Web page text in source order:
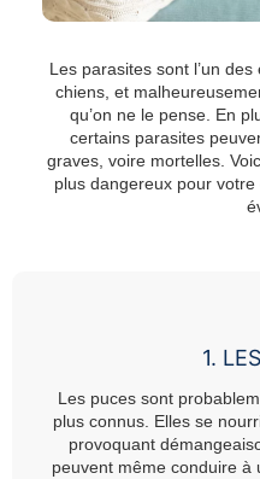
Les parasites sont l’un
chiens, et
qu’on ne le pense. En
certains parasites
graves, voire mortelles.
plus dangereux pour
1.
Les puces sont
plus connus. Elles se
provoquant
peuvent même conduire à